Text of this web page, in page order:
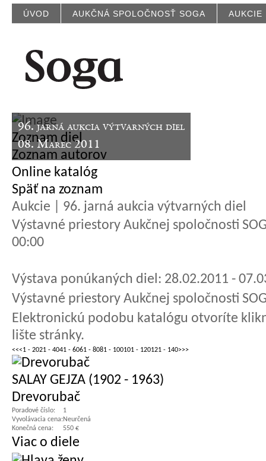
ÚVOD AUKČNÁ SPOLOČNOSŤ SOGA AUKCIE
96. jarná aukcia výtvarných diel
08. Marec 2011
Zoznam diel
Zoznam autorov
Online katalóg
Späť na zoznam
Aukcie | 96. jarná aukcia výtvarných diel
Výstavné priestory Aukčnej spoločnosti
00:00
Výstava ponúkaných diel: 28.02.2011 -
Výstavné priestory Aukčnej spoločnosti
Elektronickú podobu katalógu otvoríte
lište stránky.
<<<1 - 2021 - 4041 - 6061 - 8081 - 100101 - 120121 - 140>>>
SALAY GEJZA (1902 - 1963)
Drevorubač
Poradové číslo:
1
Vyvolávacia cena:Neurčená
Konečná cena:
550 €
Viac o diele